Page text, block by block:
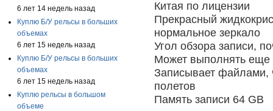
6 лет 14 недель назад
Куплю Б/У рельсы в больших
объемах
6 лет 15 недель назад
Куплю Б/У рельсы в больших
объемах
6 лет 15 недель назад
Куплю рельсы в большом
объеме
Китая по лицензии
Прекрасный
нормальное зеркало
Угол обзора записи,
Может выполнять еще
Записывает файлами,
полетов
Память записи 64 GB